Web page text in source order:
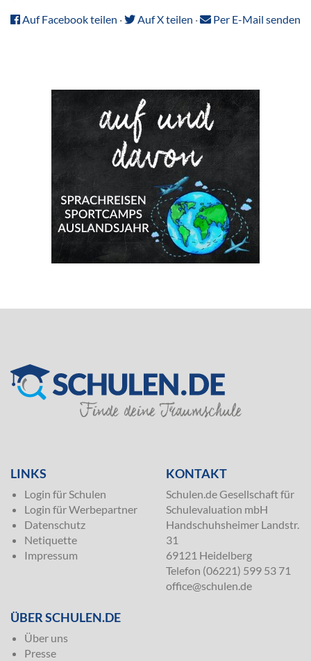
Auf Facebook teilen · Auf X teilen · Per E-Mail senden
LINKS
Login für Schulen
Login für Werbepartner
Datenschutz
Netiquette
Impressum
KONTAKT
Schulen.de Gesellschaft für
Schulevaluation mbH
Handschuhsheimer Landstr.
31
69121 Heidelberg
Telefon (06221) 599 53 71
office@schulen.de
ÜBER SCHULEN.DE
Über uns
Presse